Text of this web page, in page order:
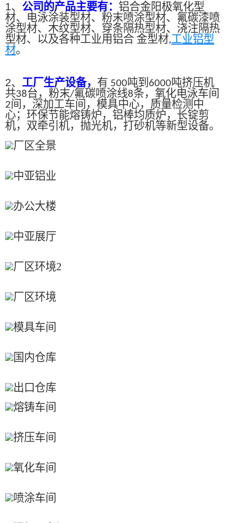
1、 公司的产品主要有： 铝合金阳极氧化型
材、电泳涂装型材、粉末喷涂型材、氟碳漆喷
涂型材、木纹型材、穿条隔热型材、浇注隔热
型材、以及各种工业用铝合 金型材,工业铝型
材。
2、 工厂生产设备， 有 500吨到 6000吨挤压机
共38台，粉末/氟碳喷涂线8条，氧化电泳车间
2间，深加工车间，模具中心，质量检测中
心；环保节能熔铸炉，铝棒均质炉，长锭剪
机，双牵引机，抛光机，打砂机等新型设备。